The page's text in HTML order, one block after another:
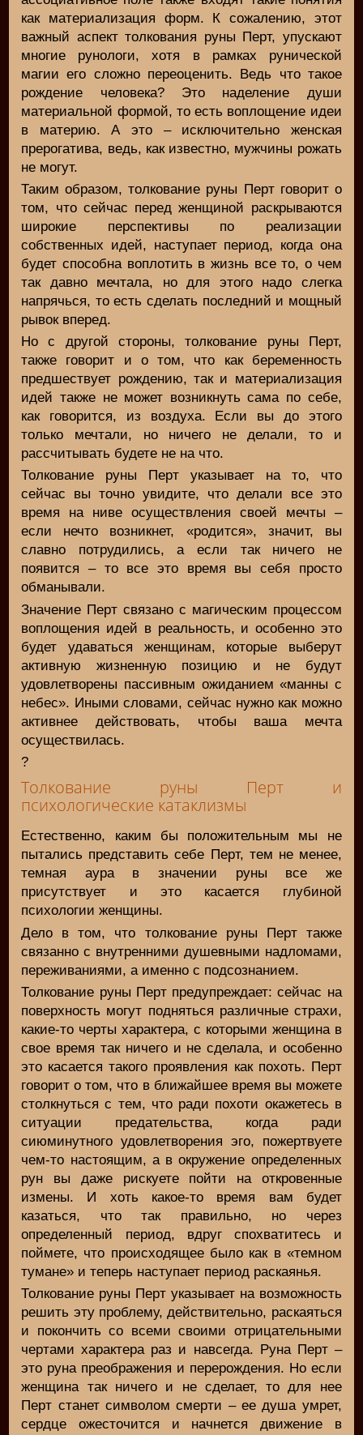
как материализация форм. К сожалению, этот
важный аспект толкования руны Перт, упускают
многие рунологи, хотя в рамках рунической
магии его сложно переоценить. Ведь что такое
рождение человека? Это наделение души
материальной формой, то есть воплощение идеи
в материю. А это – исключительно женская
прерогатива, ведь, как известно, мужчины рожать
не могут.
Таким образом, толкование руны Перт говорит о
том, что сейчас перед женщиной раскрываются
широкие перспективы по реализации
собственных идей, наступает период, когда она
будет способна воплотить в жизнь все то, о чем
так давно мечтала, но для этого надо слегка
напрячься, то есть сделать последний и мощный
рывок вперед.
Но с другой стороны, толкование руны Перт,
также говорит и о том, что как беременность
предшествует рождению, так и материализация
идей также не может возникнуть сама по себе,
как говорится, из воздуха. Если вы до этого
только мечтали, но ничего не делали, то и
рассчитывать будете не на что.
Толкование руны Перт указывает на то, что
сейчас вы точно увидите, что делали все это
время на ниве осуществления своей мечты –
если нечто возникнет, «родится», значит, вы
славно потрудились, а если так ничего не
появится – то все это время вы себя просто
обманывали.
Значение Перт связано с магическим процессом
воплощения идей в реальность, и особенно это
будет удаваться женщинам, которые выберут
активную жизненную позицию и не будут
удовлетворены пассивным ожиданием «манны с
небес». Иными словами, сейчас нужно как можно
активнее действовать, чтобы ваша мечта
осуществилась.
?
Толкование руны Перт и
психологические катаклизмы
Естественно, каким бы положительным мы не
пытались представить себе Перт, тем не менее,
темная аура в значении руны все же
присутствует и это касается глубиной
психологии женщины.
Дело в том, что толкование руны Перт также
связанно с внутренними душевными надломами,
переживаниями, а именно с подсознанием.
Толкование руны Перт предупреждает: сейчас на
поверхность могут подняться различные страхи,
какие-то черты характера, с которыми женщина в
свое время так ничего и не сделала, и особенно
это касается такого проявления как похоть. Перт
говорит о том, что в ближайшее время вы можете
столкнуться с тем, что ради похоти окажетесь в
ситуации предательства, когда ради
сиюминутного удовлетворения эго, пожертвуете
чем-то настоящим, а в окружение определенных
рун вы даже рискуете пойти на откровенные
измены. И хоть какое-то время вам будет
казаться, что так правильно, но через
определенный период, вдруг спохватитесь и
поймете, что происходящее было как в «темном
тумане» и теперь наступает период раскаянья.
Толкование руны Перт указывает на возможность
решить эту проблему, действительно, раскаяться
и покончить со всеми своими отрицательными
чертами характера раз и навсегда. Руна Перт –
это руна преображения и перерождения. Но если
женщина так ничего и не сделает, то для нее
Перт станет символом смерти – ее душа умрет,
сердце ожесточится и начнется движение в